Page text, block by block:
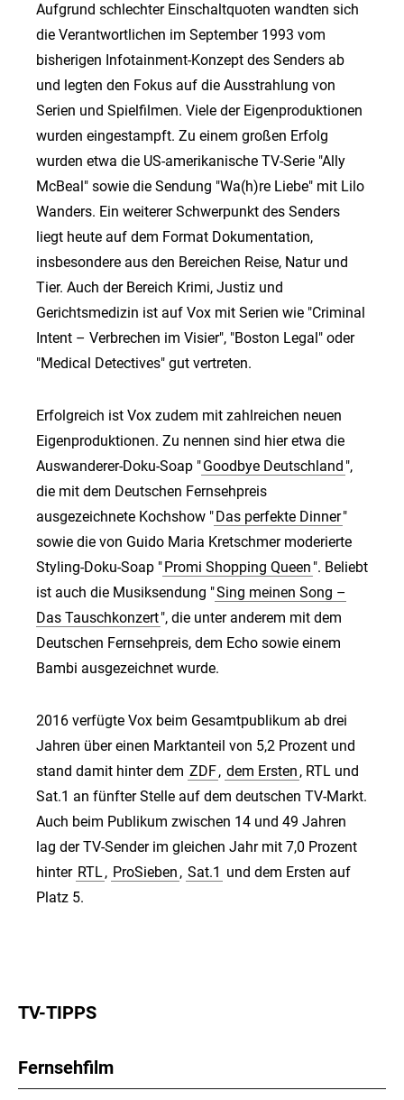
Aufgrund schlechter Einschaltquoten wandten sich
die Verantwortlichen im September 1993 vom
bisherigen Infotainment-Konzept des Senders ab
und legten den Fokus auf die Ausstrahlung von
Serien und Spielfilmen. Viele der Eigenproduktionen
wurden eingestampft. Zu einem großen Erfolg
wurden etwa die US-amerikanische TV-Serie "Ally
McBeal" sowie die Sendung "Wa(h)re Liebe" mit Lilo
Wanders. Ein weiterer Schwerpunkt des Senders
liegt heute auf dem Format Dokumentation,
insbesondere aus den Bereichen Reise, Natur und
Tier. Auch der Bereich Krimi, Justiz und
Gerichtsmedizin ist auf Vox mit Serien wie "Criminal
Intent – Verbrechen im Visier", "Boston Legal" oder
"Medical Detectives" gut vertreten.
Erfolgreich ist Vox zudem mit zahlreichen neuen
Eigenproduktionen. Zu nennen sind hier etwa die
Auswanderer-Doku-Soap "Goodbye Deutschland ",
die mit dem Deutschen Fernsehpreis
ausgezeichnete Kochshow "Das perfekte Dinner"
sowie die von Guido Maria Kretschmer moderierte
Styling-Doku-Soap "Promi Shopping Queen ". Beliebt
ist auch die Musiksendung "Sing meinen Song –
Das Tauschkonzert", die unter anderem mit dem
Deutschen Fernsehpreis, dem Echo sowie einem
Bambi ausgezeichnet wurde.
2016 verfügte Vox beim Gesamtpublikum ab drei
Jahren über einen Marktanteil von 5,2 Prozent und
stand damit hinter dem ZDF, dem Ersten , RTL und
Sat.1 an fünfter Stelle auf dem deutschen TV-Markt.
Auch beim Publikum zwischen 14 und 49 Jahren
lag der TV-Sender im gleichen Jahr mit 7,0 Prozent
hinter RTL, ProSieben , Sat.1 und dem Ersten auf
Platz 5.
TV-TIPPS
Fernsehfilm